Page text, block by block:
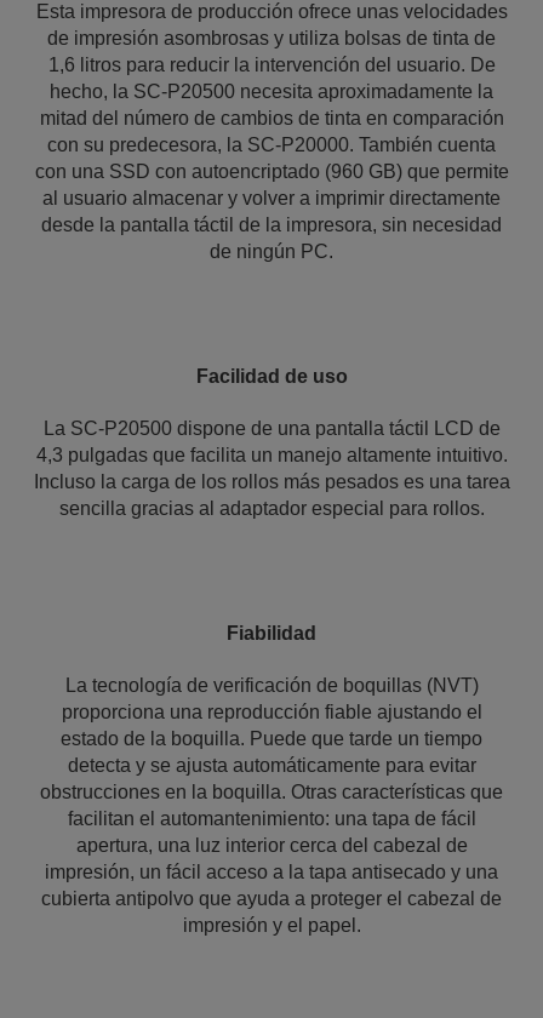
Esta impresora de producción ofrece unas velocidades
de impresión asombrosas y utiliza bolsas de tinta de
1,6 litros para reducir la intervención del usuario. De
hecho, la SC-P20500 necesita aproximadamente la
mitad del número de cambios de tinta en comparación
con su predecesora, la SC-P20000. También cuenta
con una SSD con autoencriptado (960 GB) que permite
al usuario almacenar y volver a imprimir directamente
desde la pantalla táctil de la impresora, sin necesidad
de ningún PC.
Facilidad de uso
La SC-P20500 dispone de una pantalla táctil LCD de
4,3 pulgadas que facilita un manejo altamente intuitivo.
Incluso la carga de los rollos más pesados es una tarea
sencilla gracias al adaptador especial para rollos.
Fiabilidad
La tecnología de verificación de boquillas (NVT)
proporciona una reproducción fiable ajustando el
estado de la boquilla. Puede que tarde un tiempo
detecta y se ajusta automáticamente para evitar
obstrucciones en la boquilla. Otras características que
facilitan el automantenimiento: una tapa de fácil
apertura, una luz interior cerca del cabezal de
impresión, un fácil acceso a la tapa antisecado y una
cubierta antipolvo que ayuda a proteger el cabezal de
impresión y el papel.